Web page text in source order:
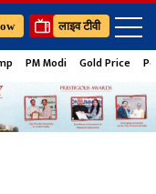
लाइव टीवी
PM Modi Gold Price